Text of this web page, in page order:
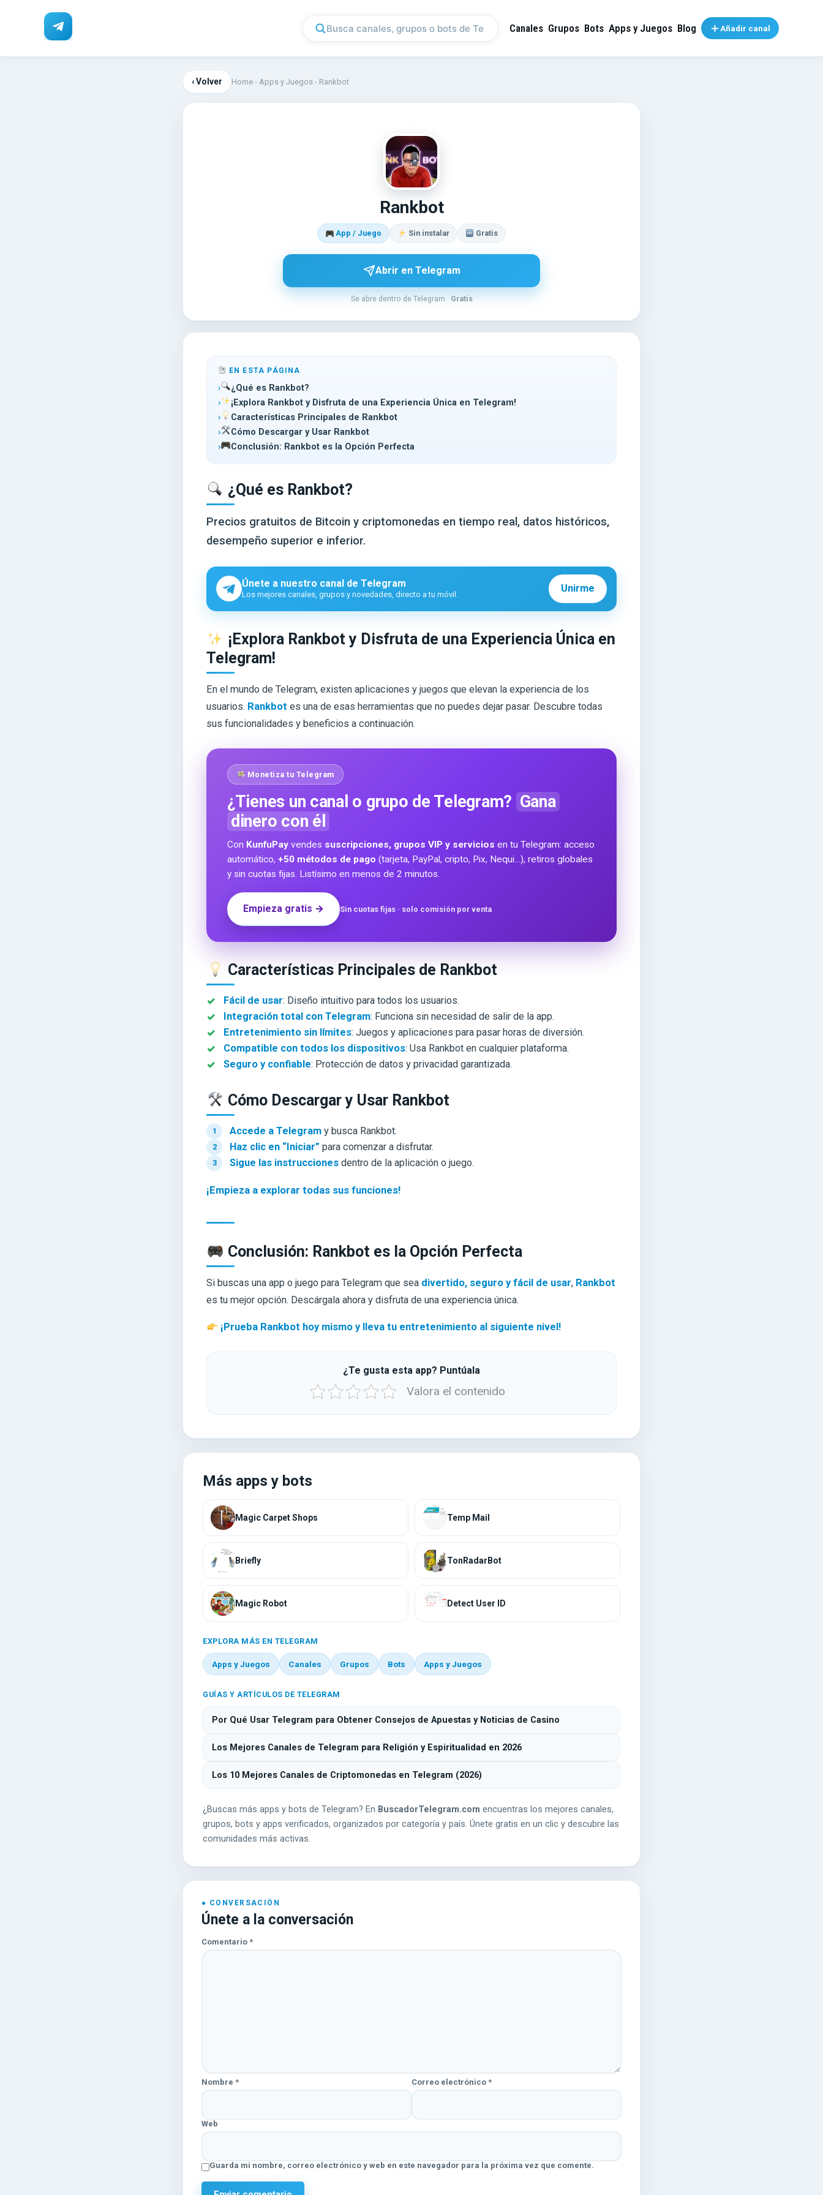
Canales Grupos Bots Apps y Juegos Blog Añadir canal
‹ Volver Home - Apps y Juegos - Rankbot
RA
Rankbot
App / Juego Sin instalar Gratis
Abrir en Telegram
Se abre dentro de Telegram · Gratis
EN ESTA PÁGINA
¿Qué es Rankbot?
¡Explora Rankbot y Disfruta de una Experiencia Única en Telegram!
Características Principales de Rankbot
Cómo Descargar y Usar Rankbot
Conclusión: Rankbot es la Opción Perfecta
¿Qué es Rankbot?
Precios gratuitos de Bitcoin y criptomonedas en tiempo real, datos históricos,
desempeño superior e inferior.
Únete a nuestro canal de Telegram
Los mejores canales, grupos y novedades, directo a tu móvil.
Unirme
¡Explora Rankbot y Disfruta de una Experiencia Única en
Telegram!
En el mundo de Telegram, existen aplicaciones y juegos que elevan la experiencia de los
usuarios. Rankbot es una de esas herramientas que no puedes dejar pasar. Descubre todas
sus funcionalidades y beneficios a continuación.
Monetiza tu Telegram
¿Tienes un canal o grupo de Telegram? Gana
dinero con él
Con KunfuPay vendes suscripciones, grupos VIP y servicios en tu Telegram: acceso
automático, +50 métodos de pago (tarjeta, PayPal, cripto, Pix, Nequi…), retiros globales
y sin cuotas fijas. Listísimo en menos de 2 minutos.
Empieza gratis → Sin cuotas fijas · solo comisión por venta
Características Principales de Rankbot
Fácil de usar: Diseño intuitivo para todos los usuarios.
Integración total con Telegram: Funciona sin necesidad de salir de la app.
Entretenimiento sin límites: Juegos y aplicaciones para pasar horas de diversión.
Compatible con todos los dispositivos: Usa Rankbot en cualquier plataforma.
Seguro y confiable: Protección de datos y privacidad garantizada.
Cómo Descargar y Usar Rankbot
Accede a Telegram y busca Rankbot.
Haz clic en “Iniciar” para comenzar a disfrutar.
Sigue las instrucciones dentro de la aplicación o juego.
¡Empieza a explorar todas sus funciones!
Conclusión: Rankbot es la Opción Perfecta
Si buscas una app o juego para Telegram que sea divertido, seguro y fácil de usar, Rankbot
es tu mejor opción. Descárgala ahora y disfruta de una experiencia única.
¡Prueba Rankbot hoy mismo y lleva tu entretenimiento al siguiente nivel!
¿Te gusta esta app? Puntúala
Valora el contenido
Más apps y bots
Magic Carpet Shops Temp Mail
Briefly TonRadarBot
Magic Robot Detect User ID
EXPLORA MÁS EN TELEGRAM
Apps y Juegos Canales Grupos Bots Apps y Juegos
GUÍAS Y ARTÍCULOS DE TELEGRAM
Por Qué Usar Telegram para Obtener Consejos de Apuestas y Noticias de Casino
Los Mejores Canales de Telegram para Religión y Espiritualidad en 2026
Los 10 Mejores Canales de Criptomonedas en Telegram (2026)
¿Buscas más apps y bots de Telegram? En BuscadorTelegram.com encuentras los mejores canales,
grupos, bots y apps verificados, organizados por categoría y país. Únete gratis en un clic y descubre las
comunidades más activas.
Únete a la conversación
Comentario *
Nombre * Correo electrónico *
Web
Guarda mi nombre, correo electrónico y web en este navegador para la próxima vez que comente.